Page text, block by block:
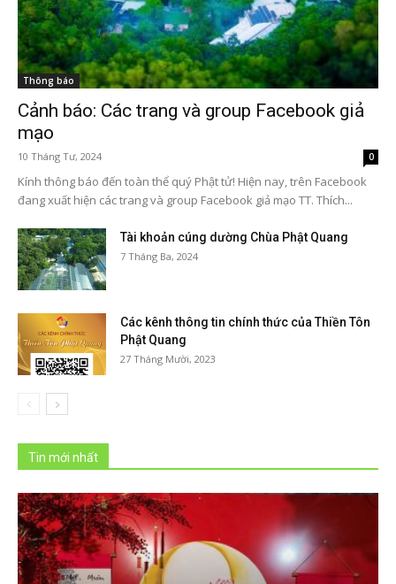
Thông báo
Cảnh báo: Các trang và group Facebook giả
mạo
10 Tháng Tư, 2024 0
Kính thông báo đến toàn thể quý Phật tử! Hiện nay, trên Facebook
đang xuất hiện các trang và group Facebook giả mạo TT. Thích...
Tài khoản cúng dường Chùa Phật Quang
7 Tháng Ba, 2024
Các kênh thông tin chính thức của Thiền Tôn
Phật Quang
27 Tháng Mười, 2023
Tin mới nhất